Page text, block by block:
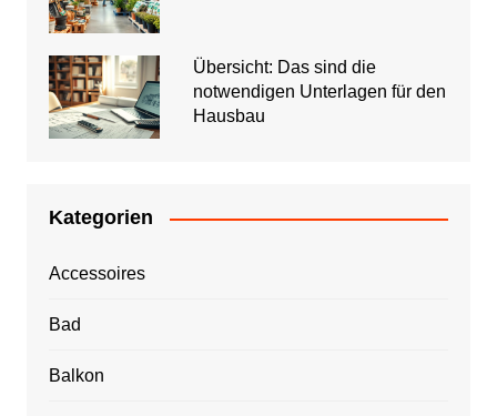
Übersicht: Das sind die
notwendigen Unterlagen für den
Hausbau
Kategorien
Accessoires
Bad
Balkon